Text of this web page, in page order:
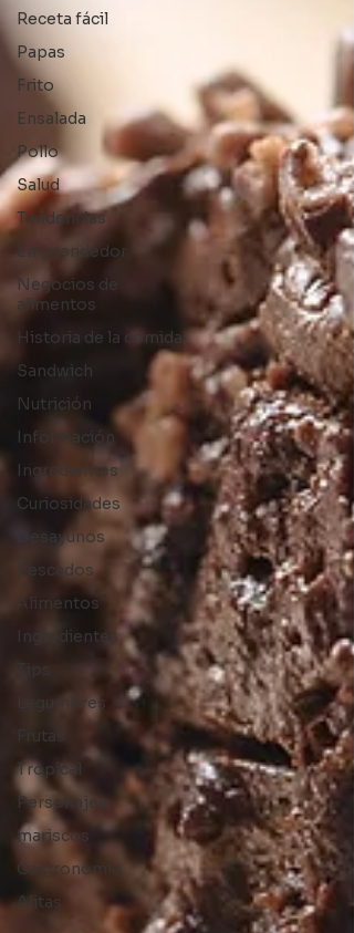
Receta fácil
Papas
Frito
Ensalada
Pollo
Salud
Tendencias
Emprendedor
Negocios de
alimentos
Historia de la comida
Sandwich
Nutrición
Información
Ingredientes
Curiosidades
Desayunos
Pescados
Alimentos
Ingredientes
Tips
Legumbres
Frutas
Tropical
Personajes
mariscos
Gastronomía
Alitas